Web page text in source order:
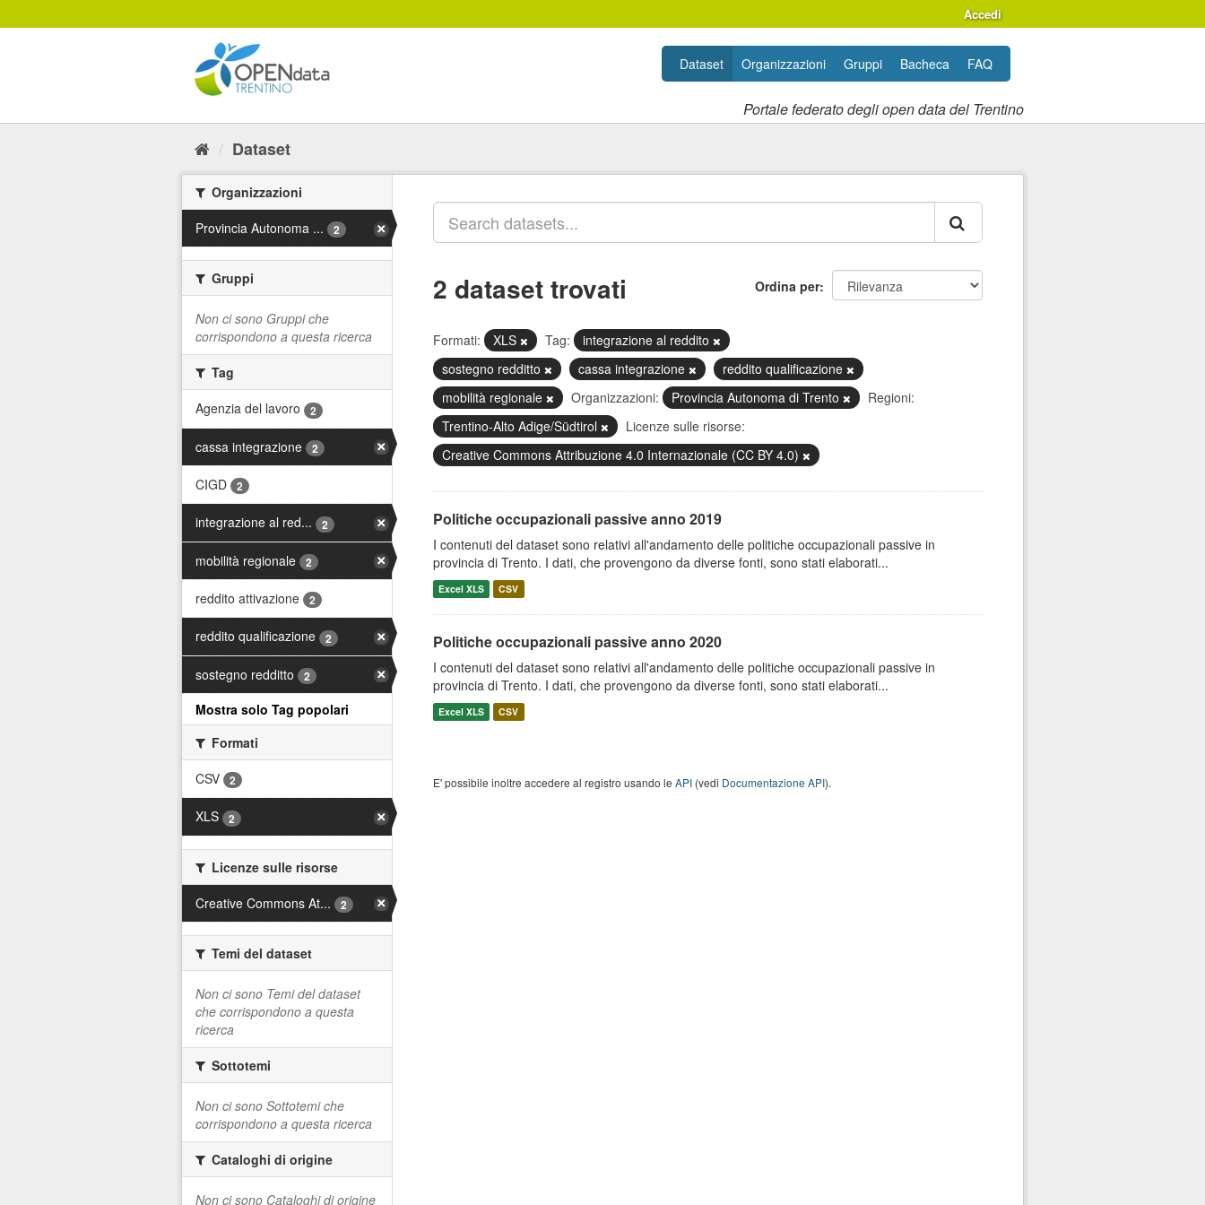
al
Accedi
Portale federato degli open data del Trentino
Dataset Organizzazioni Gruppi Bacheca FAQ
Dataset
Organizzazioni
Provincia Autonoma ...
2
Gruppi
Non ci sono Gruppi che
corrispondono a questa ricerca
Tag
Agenzia del lavoro
2
cassa integrazione 2
CIGD 2
integrazione al red... 2
mobilità regionale 2
reddito attivazione 2
reddito qualificazione 2
sostegno redditto 2
Mostra solo Tag popolari
Formati
CSV
2
XLS 2
Licenze sulle risorse
Creative Commons At...
2
Temi del dataset
Non ci sono Temi del dataset
che corrispondono a questa
ricerca
Sottotemi
Non ci sono Sottotemi che
corrispondono a questa ricerca
Cataloghi di origine
Non ci sono Cataloghi di origine
Ordina per
2 dataset trovati
Formati: XLS Tag:
integrazione al reddito
sostegno redditto
cassa integrazione
reddito qualificazione
mobilità regionale
Organizzazioni: Provincia Autonoma di Trento
Regioni:
Trentino-Alto Adige/Südtirol
Licenze sulle risorse:
Creative Commons Attribuzione 4.0 Internazionale (CC BY 4.0)
Politiche occupazionali passive anno 2019
I contenuti del dataset sono relativi all'andamento delle politiche occupazionali passive in
provincia di Trento. I dati, che provengono da diverse fonti, sono stati elaborati...
Excel XLS CSV
Politiche occupazionali passive anno 2020
I contenuti del dataset sono relativi all'andamento delle politiche occupazionali passive in
provincia di Trento. I dati, che provengono da diverse fonti, sono stati elaborati...
Excel XLS CSV
E' possibile inoltre accedere al registro usando le API(vedi Documentazione API).